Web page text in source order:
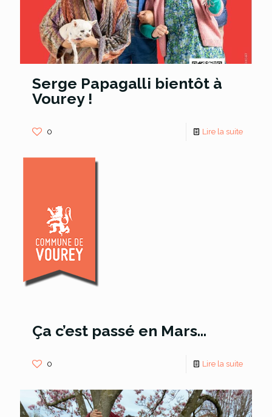
Serge Papagalli bientôt à
Vourey !
0 Lire la suite
Ça c’est passé en Mars…
0 Lire la suite